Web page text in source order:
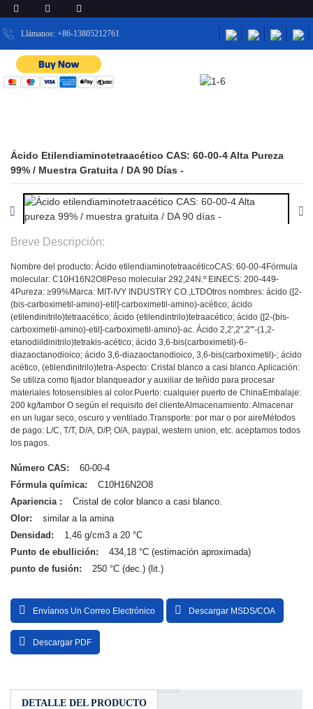
Llámanos: +86-13805212761
Ácido Etilendiaminotetraacético CAS: 60-00-4 Alta Pureza
99% / Muestra Gratuita / DA 90 Días -
Breve Descripción:
Nombre del producto: Ácido etilendiaminotetraacéticoCAS: 60-00-4Fórmula
molecular: C10H16N2O8Peso molecular 292,24N.º EINECS: 200-449-
4Pureza: ≥99%Marca: MIT-IVY INDUSTRY CO.,LTDOtros nombres: ácido ([2-
(bis-carboximetil-amino)-etil]-carboximetil-amino)-acético; ácido
(etilendinitrilo)tetraacético; ácido (etilendintrilo)tetraacético; ácido {[2-(bis-
carboximetil-amino)-etil]-carboximetil-amino}-ac. Ácido 2,2',2'',2'''-(1,2-
etanodiildinitrilo)tetrakis-acético; ácido 3,6-bis(carboximetil)-6-
diazaoctanodioico; ácido 3,6-diazaoctanodioico, 3,6-bis(carboximetil)-; ácido
acético, (etilendinitrilo)tetra-Aspecto: Cristal blanco a casi blanco.Aplicación:
Se utiliza como fijador blanqueador y auxiliar de teñido para procesar
materiales fotosensibles al color.Puerto: cualquier puerto de ChinaEmbalaje:
200 kg/tambor O según el requisito del clienteAlmacenamiento: Almacenar
en un lugar seco, oscuro y ventilado.Transporte: por mar o por aire Métodos
de pago: L/C, T/T, D/A, D/P, O/A, paypal, western union, etc. aceptamos todos
los pagos.
Número CAS:
60-00-4
Fórmula química:
C10H16N2O8
Apariencia :
Cristal de color blanco a casi blanco.
Olor:
similar a la amina
Densidad:
1,46 g/cm3 a 20 °C
Punto de ebullición:
434,18 °C (estimación aproximada)
punto de fusión:
250 °C (dec.) (lit.)
Envíanos Un Correo Electrónico Descargar MSDS/COA
Descargar PDF
DETALLE DEL PRODUCTO